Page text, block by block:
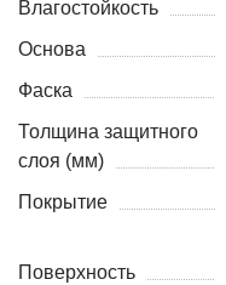
Влагостойкость
Основа
Фаска
Толщина защитного
слоя (мм)
Покрытие
Поверхность